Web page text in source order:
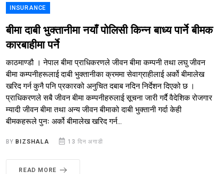
INSURANCE
बीमा दाबी भुक्तानीमा नयाँ पोलिसी किन्न बाध्य पार्ने बीमक
कारबाहीमा पर्ने
काठमाण्डौ । नेपाल बीमा प्राधिकरणले जीवन बीमा कम्पनी तथा लघु जीवन
बीमा कम्पनीहरूलाई दाबी भुक्तानीका क्रममा सेवाग्राहीलाई अर्को बीमालेख
खरिद गर्न कुनै पनि प्रकारको अनुचित दबाब नदिन निर्देशन दिएको छ ।
प्राधिकरणले सबै जीवन बीमा कम्पनीहरुलाई सूचना जारी गर्दै वैदेशिक रोजगार
म्यादी जीवन बीमा तथा अन्य जीवन बीमाको दाबी भुक्तानी गर्दा केही
बीमकहरूले पुनः अर्को बीमालेख खरिद गर्न...
BY BIZSHALA 13 दिन अगाडी
READ MORE